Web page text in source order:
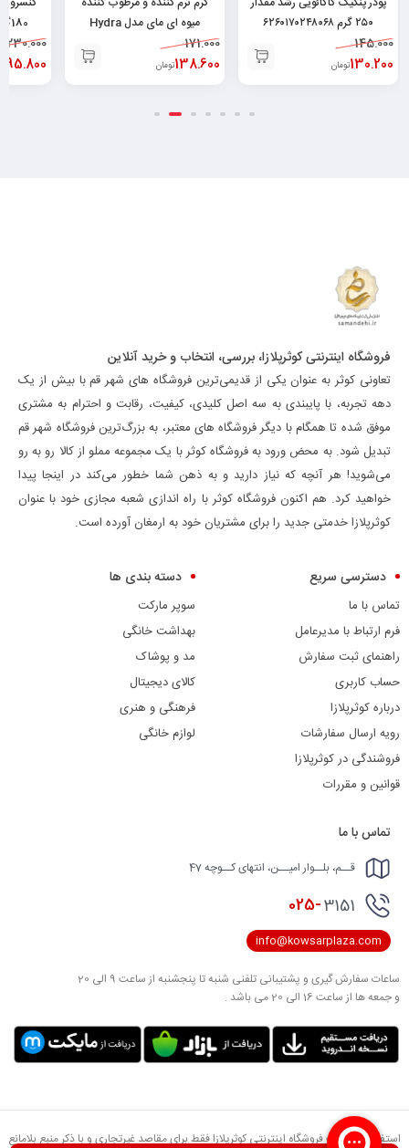
۲۵۰ گرم ۶۲۶۰۱۷۰۲۴۸۰۶۸
145.000
130.200تومان
میوه ای مای مدل Hydra
لیتر۶۲۶۰۴۸۲۵۲۱۳۷۸
171.000
138.600تومان
180گرم ۶۲۶۲۶۶۳۲۰۰۰۳۴
230.000
195.800
فروشگاه اینترنتی کوثرپلازا، بررسی، انتخاب و خرید آنلاین
تعاونی کوثر به عنوان یکی از قدیمی‌ترین فروشگاه های شهر قم با بیش از یک
دهه تجربه، با پایبندی به سه اصل کلیدی، کیفیت، رقابت و احترام به مشتری
موفق شده تا همگام با دیگر فروشگاه های معتبر، به بزرگ‌ترین فروشگاه شهر قم
تبدیل شود. به محض ورود به فروشگاه کوثر با یک مجموعه مملو از کالا رو به رو
می‌شوید! هر آنچه که نیاز دارید و به ذهن شما خطور می‌کند در اینجا پیدا
خواهید کرد. هم اکنون فروشگاه کوثر با راه اندازی شعبه مجازی خود با عنوان
کوثرپلازا خدمتی جدید را برای مشتریان خود به ارمغان آورده است.
دسترسی سریع
تماس با ما
فرم ارتباط با مدیرعامل
راهنمای ثبت سفارش
حساب کاربری
درباره کوثرپلازا
رویه ارسال سفارشات
فروشندگی در کوثرپلازا
قوانین و مقررات
دسته بندی ها
سوپر مارکت
بهداشت خانگی
مد و پوشاک
کالای دیجیتال
فرهنگی و هنری
لوازم خانگی
تماس با ما
قــم، بلــوار امیــن، انتهای کــوچه 47
025-3151
info@kowsarplaza.com
ساعات سفارش گیری و پشتیبانی تلفنی شنبه تا پنجشنبه از ساعت 9 الی 20
و جمعه ها از ساعت 16 الی 20 می باشد .
استفاده از مطالب فروشگاه اینترنتی کوثرپلازا فقط برای مقاصد غیرتجاری و با ذکر منبع بلامانع